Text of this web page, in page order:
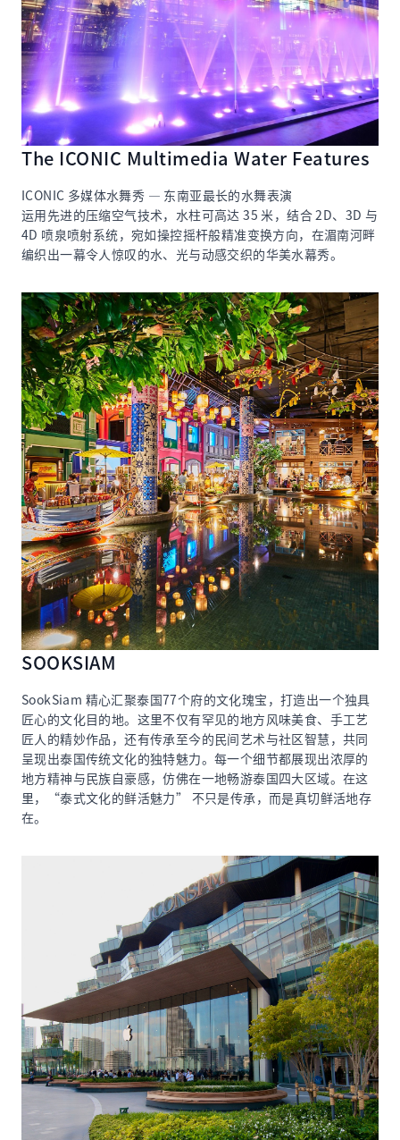
The ICONIC Multimedia Water Features
ICONIC 多媒体水舞秀 — 东南亚最长的水舞表演
运用先进的压缩空气技术，水柱可高达 35 米，结合 2D、3D 与
4D 喷泉喷射系统，宛如操控摇杆般精准变换方向，在湄南河畔
编织出一幕令人惊叹的水、光与动感交织的华美水幕秀。
SOOKSIAM
SookSiam 精心汇聚泰国77个府的文化瑰宝，打造出一个独具
匠心的文化目的地。这里不仅有罕见的地方风味美食、手工艺
匠人的精妙作品，还有传承至今的民间艺术与社区智慧，共同
呈现出泰国传统文化的独特魅力。每一个细节都展现出浓厚的
地方精神与民族自豪感，仿佛在一地畅游泰国四大区域。在这
里，“泰式文化的鲜活魅力” 不只是传承，而是真切鲜活地存
在。